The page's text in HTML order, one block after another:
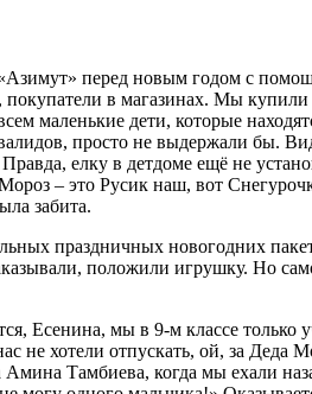
перед новым годом с
в магазинах. Мы купили
маленькие дети, которые
просто не выдержали бы.
елку в детдоме ещё не
– это Русик наш, вот
забита.
праздничных новогодних
положили игрушку. Но
Есенина, мы в 9-м классе только
не хотели отпускать, ой, за Деда
Тамбиева, когда мы ехали